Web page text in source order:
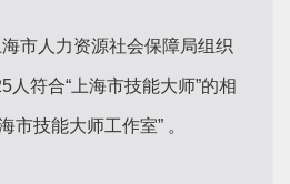
人力资源社会保障局组织
人符合“上海市技能大师”的相
市技能大师工作室” 。